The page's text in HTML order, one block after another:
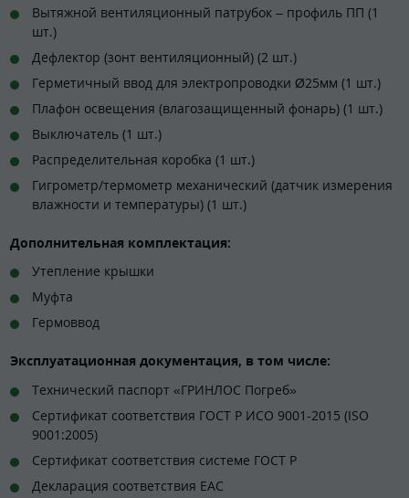
Вытяжной вентиляционный патрубок – профиль ПП (1
шт.)
Дефлектор (зонт вентиляционный) (2 шт.)
Герметичный ввод для электропроводки Ø25мм (1 шт.)
Плафон освещения (влагозащищенный фонарь) (1 шт.)
Выключатель (1 шт.)
Распределительная коробка (1 шт.)
Гигрометр/термометр механический (датчик измерения
влажности и температуры) (1 шт.)
Дополнительная комплектация:
Утепление крышки
Муфта
Гермоввод
Эксплуатационная документация, в том числе:
Технический паспорт «ГРИНЛОС Погреб»
Сертификат соответствия ГОСТ Р ИСО 9001-2015 (ISO
9001:2005)
Сертификат соответствия системе ГОСТ Р
Декларация соответствия ЕАС